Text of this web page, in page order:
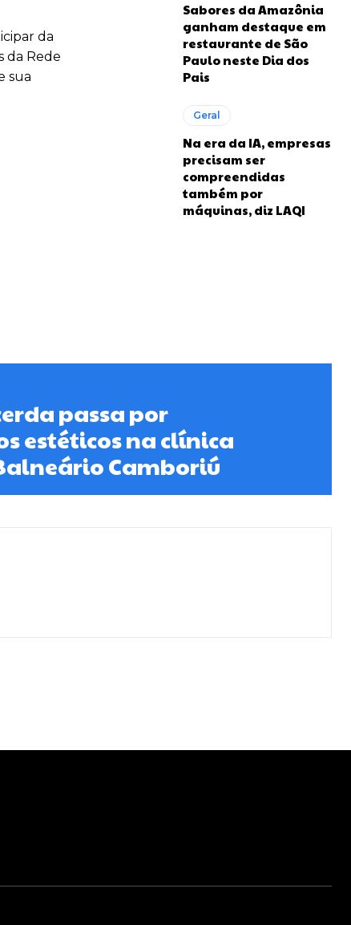
da
da Rede
sua
Sabores da Amazônia
ganham destaque em
restaurante de São
Paulo neste Dia dos
Pais
Geral
Na era da IA, empresas
precisam ser
compreendidas
também por
máquinas, diz LAQI
passa por
estéticos na clínica
Camboriú